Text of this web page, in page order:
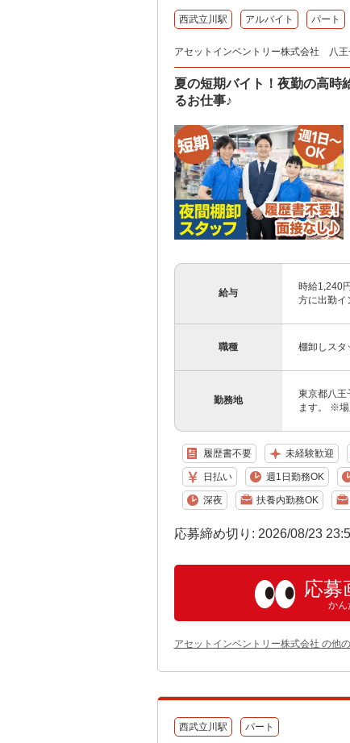
西武立川駅 アルバイト パート
アセットインベントリー株式会社 八王
夏の短期バイト！夜勤の高時
るお仕事♪
給与
時給1,240
方に出勤イ
職種 棚卸しスタ
勤務地
東京都八
ます。 ※場
履歴書不要 未経験歓迎
日払い 週1日勤務OK
深夜 扶養内勤務OK
応募締め切り: 2026/08/23
応募
かん
アセットインベントリー株式会社 の他
西武立川駅 パート